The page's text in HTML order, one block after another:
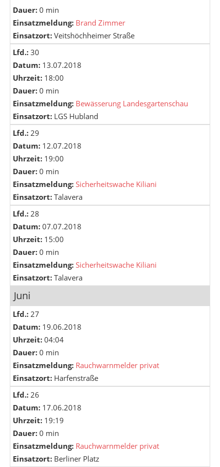
Dauer: 0 min
Einsatzmeldung: Brand Zimmer
Einsatzort: Veitshöchheimer Straße
Lfd.: 30
Datum: 13.07.2018
Uhrzeit: 18:00
Dauer: 0 min
Einsatzmeldung: Bewässerung Landesgartenschau
Einsatzort: LGS Hubland
Lfd.: 29
Datum: 12.07.2018
Uhrzeit: 19:00
Dauer: 0 min
Einsatzmeldung: Sicherheitswache Kiliani
Einsatzort: Talavera
Lfd.: 28
Datum: 07.07.2018
Uhrzeit: 15:00
Dauer: 0 min
Einsatzmeldung: Sicherheitswache Kiliani
Einsatzort: Talavera
Juni
Lfd.: 27
Datum: 19.06.2018
Uhrzeit: 04:04
Dauer: 0 min
Einsatzmeldung: Rauchwarnmelder privat
Einsatzort: Harfenstraße
Lfd.: 26
Datum: 17.06.2018
Uhrzeit: 19:19
Dauer: 0 min
Einsatzmeldung: Rauchwarnmelder privat
Einsatzort: Berliner Platz